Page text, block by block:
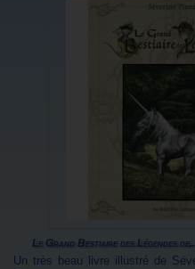
Le Grand Bestiaire des Légendes
Un très beau livre illustré de